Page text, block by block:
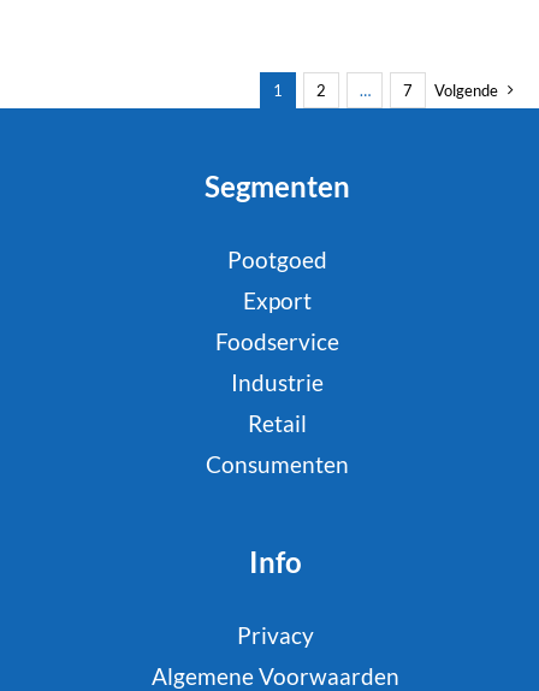
1 2 … 7 Volgende
Segmenten
Pootgoed
Export
Foodservice
Industrie
Retail
Consumenten
Info
Privacy
Algemene Voorwaarden